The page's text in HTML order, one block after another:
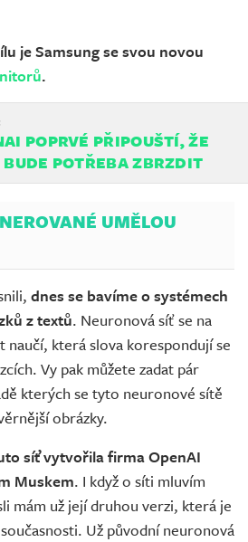
je Samsung se svou novou
.
POPRVÉ PŘIPOUŠTÍ, ŽE
POTŘEBA ZBRZDIT
UMĚLOU
dnes se bavíme o systémech
z textů. Neuronová síť se na
naučí, která slova korespondují se
Vy pak můžete zadat pár
kterých se tyto neuronové sítě
obrázky.
síť vytvořila firma OpenAI
Muskem. I když o síti mluvím
mám už její druhou verzi, která je
Už původní neuronová